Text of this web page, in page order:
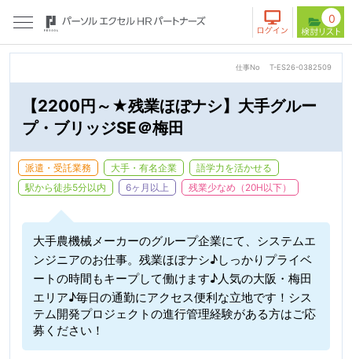
0
仕事No T-ES26-0382509
【2200円～★残業ほぼナシ】大手グルー
プ・ブリッジSE＠梅田
派遣・受託業務 大手・有名企業
語学力を活かせる
駅から徒歩5分以内
6ヶ月以上 残業少なめ（20H以下）
大手農機械メーカーのグループ企業にて、システムエ
ンジニアのお仕事。残業ほぼナシ♪しっかりプライベ
ートの時間もキープして働けます♪人気の大阪・梅田
エリア♪毎日の通勤にアクセス便利な立地です！シス
テム開発プロジェクトの進行管理経験がある方はご応
募ください！